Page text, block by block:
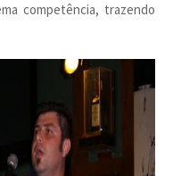
competência, trazendo